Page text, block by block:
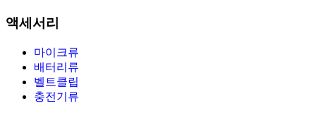
액세서리
마이크류
배터리류
벨트클립
충전기류